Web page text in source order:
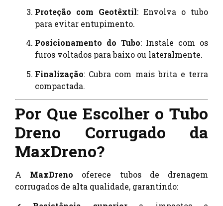
Proteção com Geotêxtil: Envolva o tubo
para evitar entupimento.
Posicionamento do Tubo: Instale com os
furos voltados para baixo ou lateralmente.
Finalização: Cubra com mais brita e terra
compactada.
Por Que Escolher o Tubo
Dreno Corrugado da
MaxDreno?
A MaxDreno oferece tubos de drenagem
corrugados de alta qualidade, garantindo: